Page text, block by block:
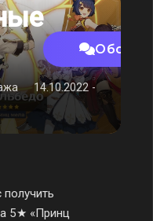
14.10.2022 -
5★ «Принц